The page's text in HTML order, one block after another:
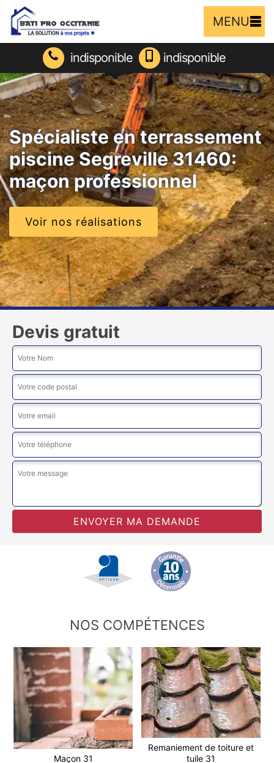
MENU
indisponible indisponible
Spécialiste en terrassement
piscine Segreville 31460:
maçon professionnel
Voir nos réalisations
Devis gratuit
NOS COMPÉTENCES
Maçon 31
Remaniement de toiture et
tuile 31